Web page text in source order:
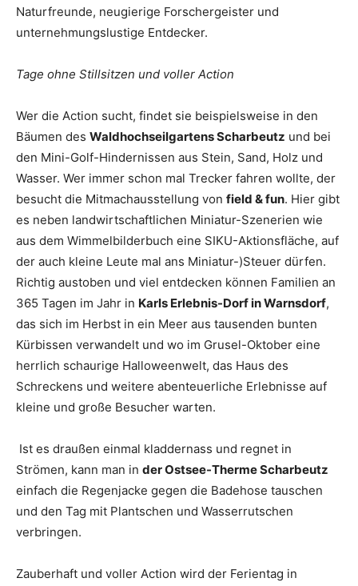
Naturfreunde, neugierige Forschergeister und
unternehmungslustige Entdecker.
Tage ohne Stillsitzen und voller Action
Wer die Action sucht, findet sie beispielsweise in den
Bäumen des Waldhochseilgartens Scharbeutz und bei
den Mini-Golf-Hindernissen aus Stein, Sand, Holz und
Wasser. Wer immer schon mal Trecker fahren wollte, der
besucht die Mitmachausstellung von field & fun. Hier gibt
es neben landwirtschaftlichen Miniatur-Szenerien wie
aus dem Wimmelbilderbuch eine SIKU-Aktionsfläche, auf
der auch kleine Leute mal ans Miniatur-)Steuer dürfen.
Richtig austoben und viel entdecken können Familien an
365 Tagen im Jahr in Karls Erlebnis-Dorf in Warnsdorf,
das sich im Herbst in ein Meer aus tausenden bunten
Kürbissen verwandelt und wo im Grusel-Oktober eine
herrlich schaurige Halloweenwelt, das Haus des
Schreckens und weitere abenteuerliche Erlebnisse auf
kleine und große Besucher warten.
Ist es draußen einmal kladdernass und regnet in
Strömen, kann man in der Ostsee-Therme Scharbeutz
einfach die Regenjacke gegen die Badehose tauschen
und den Tag mit Plantschen und Wasserrutschen
verbringen.
Zauberhaft und voller Action wird der Ferientag in